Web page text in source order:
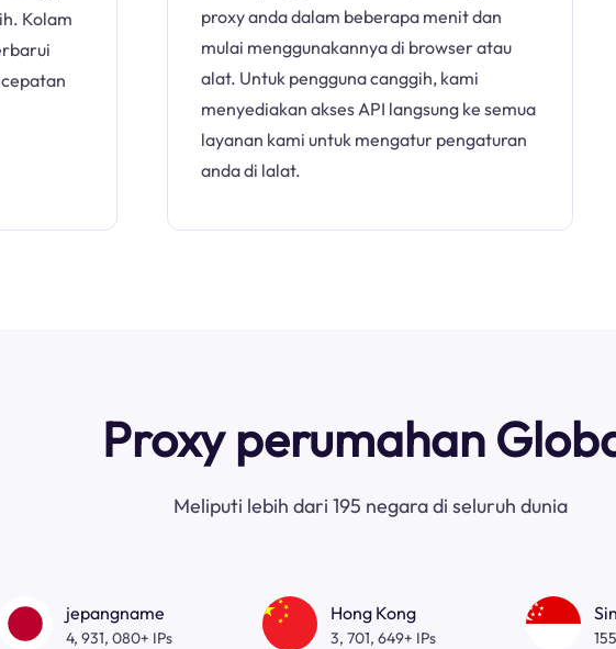
Kolam
proxy anda dalam beberapa menit dan
mulai menggunakannya di browser atau
alat. Untuk pengguna canggih, kami
menyediakan akses API langsung ke semua
layanan kami untuk mengatur pengaturan
anda di lalat.
Proxy perumahan
Meliputi lebih dari 195 negara di seluruh dunia
jepangname
4, 931, 080+ IPs
Hong Kong
3, 701, 649+ IPs